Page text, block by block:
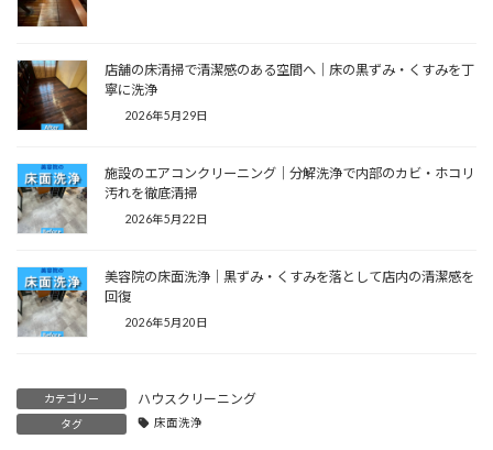
店舗の床清掃で清潔感のある空間へ｜床の黒ずみ・くすみを丁
寧に洗浄
2026年5月29日
施設のエアコンクリーニング｜分解洗浄で内部のカビ・ホコリ
汚れを徹底清掃
2026年5月22日
美容院の床面洗浄｜黒ずみ・くすみを落として店内の清潔感を
回復
2026年5月20日
カテゴリー ハウスクリーニング
タグ 床面洗浄